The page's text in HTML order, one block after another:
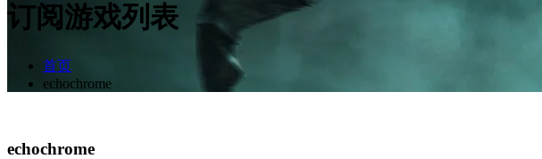
订阅游戏列表
首页
echochrome
echochrome